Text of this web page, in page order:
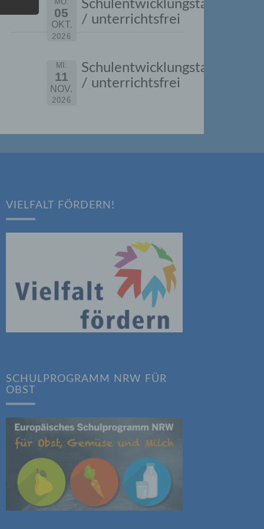
05
OKT.
2026
Schulentwicklungstag
/ unterrichtsfrei
MI.
11
NOV.
2026
Schulentwicklungstag
/ unterrichtsfrei
VIELFALT FÖRDERN!
SCHULPROGRAMM NRW FÜR
OBST